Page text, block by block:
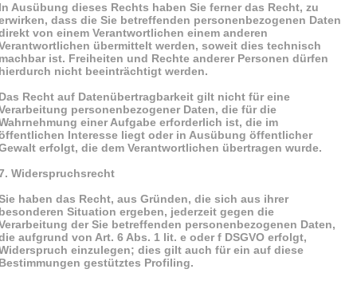
Ausübung dieses Rechts haben Sie ferner das Recht, zu
dass die Sie betreffenden personenbezogenen Daten
von einem Verantwortlichen einem anderen
übermittelt werden, soweit dies technisch
ist. Freiheiten und Rechte anderer Personen dürfen
nicht beeinträchtigt werden.
Recht auf Datenübertragbarkeit gilt nicht für eine
personenbezogener Daten, die für die
einer Aufgabe erforderlich ist, die im
Interesse liegt oder in Ausübung öffentlicher
erfolgt, die dem Verantwortlichen übertragen wurde.
Widerspruchsrecht
haben das Recht, aus Gründen, die sich aus ihrer
Situation ergeben, jederzeit gegen die
der Sie betreffenden personenbezogenen Daten,
aufgrund von Art. 6 Abs. 1 lit. e oder f DSGVO erfolgt,
einzulegen; dies gilt auch für ein auf diese
gestütztes Profiling.